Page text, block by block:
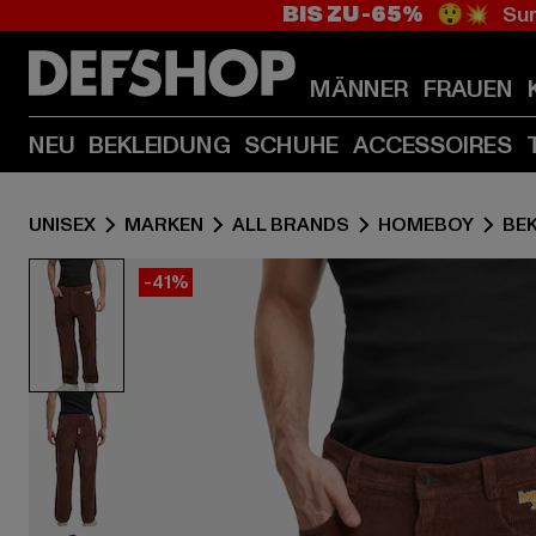
BIS ZU -65% 😲💥
MÄNNER FRAUEN
NEU BEKLEIDUNG SCHUHE ACCESSOIRES
UNISEX MARKEN ALL BRANDS HOMEBOY
-41%